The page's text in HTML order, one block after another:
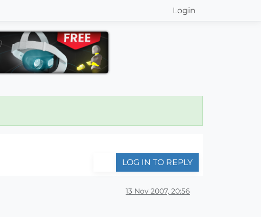
Login
LOG IN TO REPLY
13 Nov 2007, 20:56